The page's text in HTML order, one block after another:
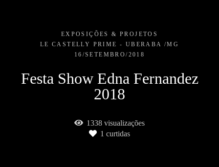
EXPOSIÇÕES & PROJETOS
LE CASTELLY PRIME - UBERABA /MG
16/SETEMBRO/2018
Festa Show Edna Fernandez
2018
1338 visualizações
1 curtidas